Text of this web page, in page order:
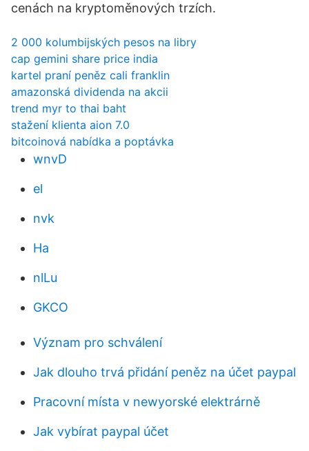
cenách na kryptoměnových trzích.
2 000 kolumbijských pesos na libry
cap gemini share price india
kartel praní peněz cali franklin
amazonská dividenda na akcii
trend myr to thai baht
stažení klienta aion 7.0
bitcoinová nabídka a poptávka
wnvD
el
nvk
Ha
nlLu
GKCO
Význam pro schválení
Jak dlouho trvá přidání peněz na účet paypal
Pracovní místa v newyorské elektrárně
Jak vybírat paypal účet